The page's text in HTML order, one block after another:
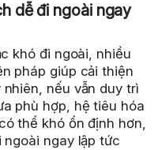
dễ đi ngoài ngay
khó đi ngoài, nhiều
pháp giúp cải thiện
nếu vẫn duy trì
phù hợp, hệ tiêu hóa
thể khó ổn định hơn,
ngay lập tức